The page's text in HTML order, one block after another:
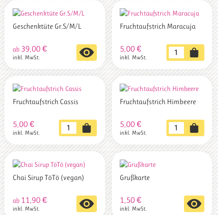
Geschenktüte Gr.S/M/L
ab 39,00 €
inkl. MwSt.
Dieses
Produkt
weist
mehrere
Varianten
auf.
Optionen
können
der
Produktseite
werden
Fruchtaufstrich Maracuja
5,00€
inkl. MwSt.
Fruchtaufstrich
Maracuja
Menge
Fruchtaufstrich Cassis
5,00 €
inkl. MwSt.
Fruchtaufstrich
Cassis
Menge
Fruchtaufstrich Himbeere
5,00€
inkl. MwSt.
Fruchtaufstrich
Himbeere
Menge
Chai Sirup TöTö (vegan)
ab 11,90 €
inkl. MwSt.
Dieses
Produkt
Grußkarte
1,50€
inkl. MwSt.
Dieses
Produkt